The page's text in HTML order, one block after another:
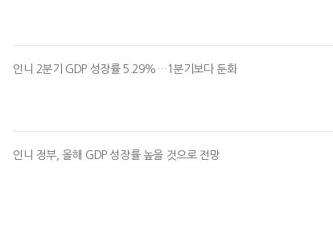
인니 2분기 GDP 성장률 5.29%…1분기보다 둔화
인니 정부, 올해 GDP 성장률 높을 것으로 전망